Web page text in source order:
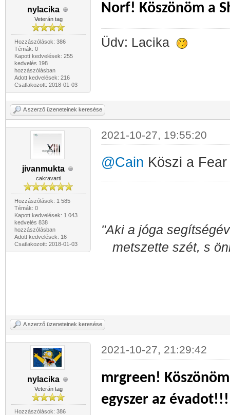
nylacika
Veterán tag
Hozzászólások: 386
Témák: 0
Kapott kedvelések: 255
kedvelés 198
hozzászólásban
Adott kedvelések: 216
Csatlakozott: 2018-01-03
Norf! Köszönöm a
Üdv: Lacika
A szerző üzeneteinek keresése
jivanmukta
cakravarti
Hozzászólások: 1 585
Témák: 0
Kapott kedvelések: 1 043
kedvelés 838
hozzászólásban
Adott kedvelések: 16
Csatlakozott: 2018-01-03
2021-10-27, 19:55:20
@Cain Köszi a
"Aki a jóga
metszette szét, s
A szerző üzeneteinek keresése
nylacika
Veterán tag
Hozzászólások: 386
2021-10-27, 21:29:42
mrgreen!
egyszer az évadot!!!